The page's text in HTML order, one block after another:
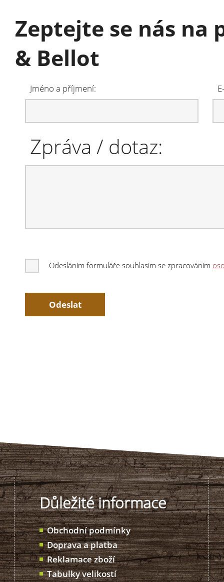
Zeptejte se nás na
& Bellot
Jméno a příjmení:
Zpráva / dotaz:
Odesláním formuláře souhlasím se zpracováním
Důležité informace
Obchodní podmínky
Doprava a platba
Reklamace zboží
Tabulky velikostí